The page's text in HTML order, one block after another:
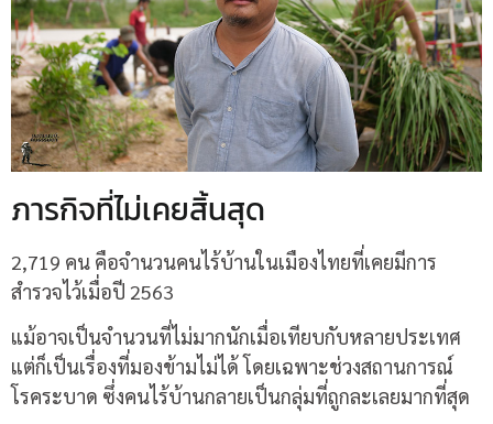
ภารกิจที่ไม่เคยสิ้นสุด
2,719 คน คือจำนวนคนไร้บ้านในเมืองไทยที่เคยมีการ
สำรวจไว้เมื่อปี 2563
แม้อาจเป็นจำนวนที่ไม่มากนักเมื่อเทียบกับหลายประเทศ
แต่ก็เป็นเรื่องที่มองข้ามไม่ได้ โดยเฉพาะช่วงสถานการณ์
โรคระบาด ซึ่งคนไร้บ้านกลายเป็นกลุ่มที่ถูกละเลยมากที่สุด